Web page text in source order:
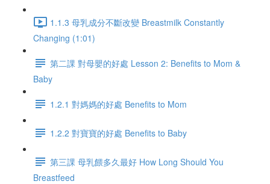
1.1.3 母乳成分不斷改變 Breastmilk Constantly
Changing (1:01)
第二課 對母嬰的好處 Lesson 2: Benefits to Mom &
Baby
1.2.1 對媽媽的好處 Benefits to Mom
1.2.2 對寶寶的好處 Benefits to Baby
第三課 母乳餵多久最好 How Long Should You
Breastfeed